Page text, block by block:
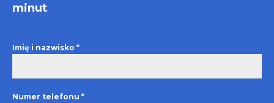
minut.
Imię i nazwisko *
Numer telefonu *